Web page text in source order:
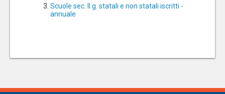
Scuole sec. II g. statali e non statali iscritti -
annuale